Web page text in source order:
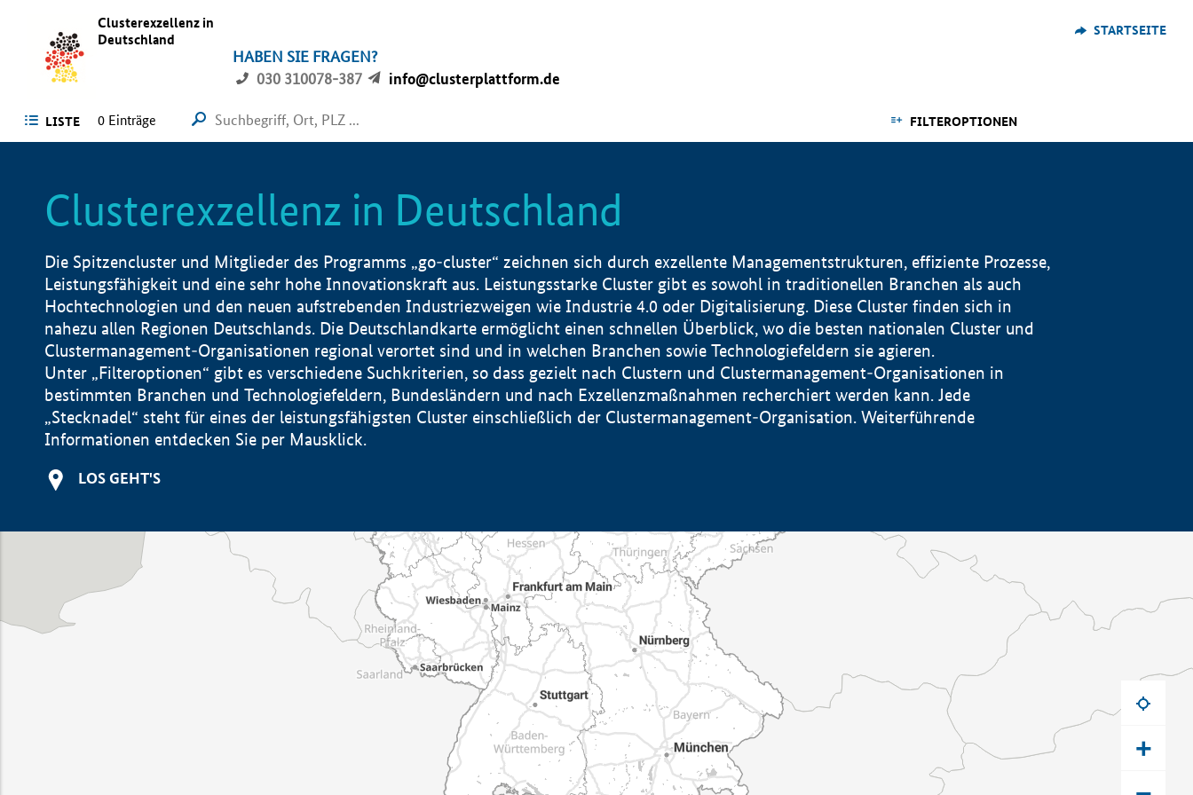
Clusterexzellenz in
Deutschland
HABEN SIE FRAGEN?
030 310078-387
info@clusterplattform.de
STARTSEITE
LISTE FILTEROPTIONEN
0 Einträge
Clusterexzellenz in Deutschland
Die Spitzencluster und Mitglieder des Programms „go-cluster“ zeichnen sich durch exzellente Managementstrukturen, effiziente Prozesse,
Leistungsfähigkeit und eine sehr hohe Innovationskraft aus. Leistungsstarke Cluster gibt es sowohl in traditionellen Branchen als auch
Hochtechnologien und den neuen aufstrebenden Industriezweigen wie Industrie 4.0 oder Digitalisierung. Diese Cluster finden sich in
nahezu allen Regionen Deutschlands. Die Deutschlandkarte ermöglicht einen schnellen Überblick, wo die besten nationalen Cluster und
Clustermanagement-Organisationen regional verortet sind und in welchen Branchen sowie Technologiefeldern sie agieren.
Unter „Filteroptionen“ gibt es verschiedene Suchkriterien, so dass gezielt nach Clustern und Clustermanagement-Organisationen in
bestimmten Branchen und Technologiefeldern, Bundesländern und nach Exzellenzmaßnahmen recherchiert werden kann. Jede
„Stecknadel“ steht für eines der leistungsfähigsten Cluster einschließlich der Clustermanagement-Organisation. Weiterführende
Informationen entdecken Sie per Mausklick.
LOS GEHT'S
+